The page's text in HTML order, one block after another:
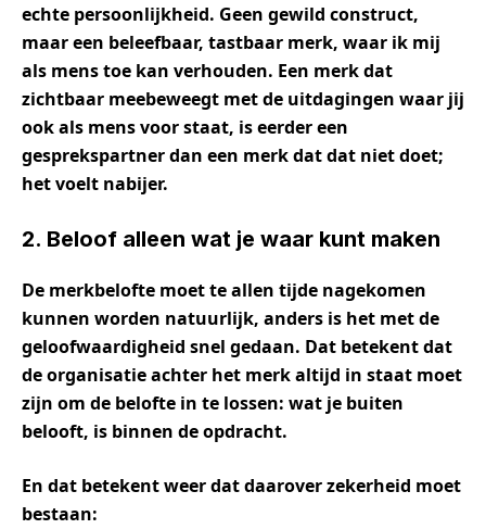
echte persoonlijkheid. Geen gewild construct,
maar een beleefbaar, tastbaar merk, waar ik mij
als mens toe kan verhouden. Een merk dat
zichtbaar meebeweegt met de uitdagingen waar jij
ook als mens voor staat, is eerder een
gesprekspartner dan een merk dat dat niet doet;
het voelt nabijer.
2. Beloof alleen wat je waar kunt maken
De merkbelofte moet te allen tijde nagekomen
kunnen worden natuurlijk, anders is het met de
geloofwaardigheid snel gedaan. Dat betekent dat
de organisatie achter het merk altijd in staat moet
zijn om de belofte in te lossen: wat je buiten
belooft, is binnen de opdracht.
En dat betekent weer dat daarover zekerheid moet
bestaan: